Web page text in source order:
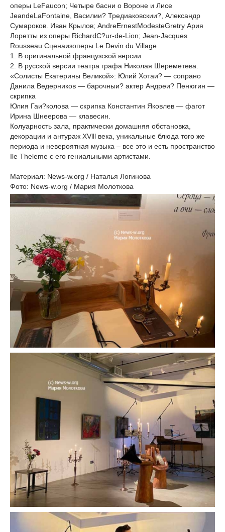
оперы LeFaucon; Четыре басни о Вороне и Лисе
JeandeLaFontaine, Василии? Тредиаковскии?, Александр
Сумароков. Иван Крылов; AndreErnestModesteGretry Ария
Лоретты из оперы RichardC?ur-de-Lion; Jean-Jacques
Rousseau Сценаизоперы Le Devin du Village
1. В оригинальной французской версии
2. В русской версии театра графа Николая Шереметева.
«Солисты Екатерины Великой»: Юлий Хотаи? — сопрано
Данила Ведерников — барочныи? актер Андреи? Пенюгин —
скрипка
Юлия Гаи?колова — скрипка Константин Яковлев — фагот
Ирина Шнеерова — клавесин.
Колуарность зала, практически домашняя обстановка,
декорации и антураж XVlll века, уникальные блюда того же
периода и невероятная музыка – все это и есть пространство
Ile Theleme с его гениальными артистами.
Материал: News-w.org / Наталья Логинова
Фото: News-w.org / Мария Молоткова